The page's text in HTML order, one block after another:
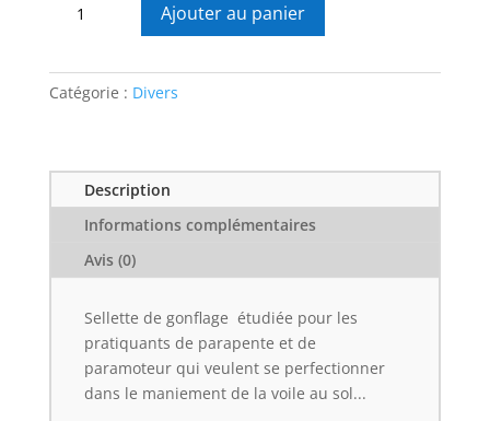
de
gonflage
Ajouter au panier
Catégorie : Divers
Description
Informations complémentaires
Avis (0)
Sellette de gonflage étudiée pour les
pratiquants de parapente et de
paramoteur qui veulent se perfectionner
dans le maniement de la voile au sol...